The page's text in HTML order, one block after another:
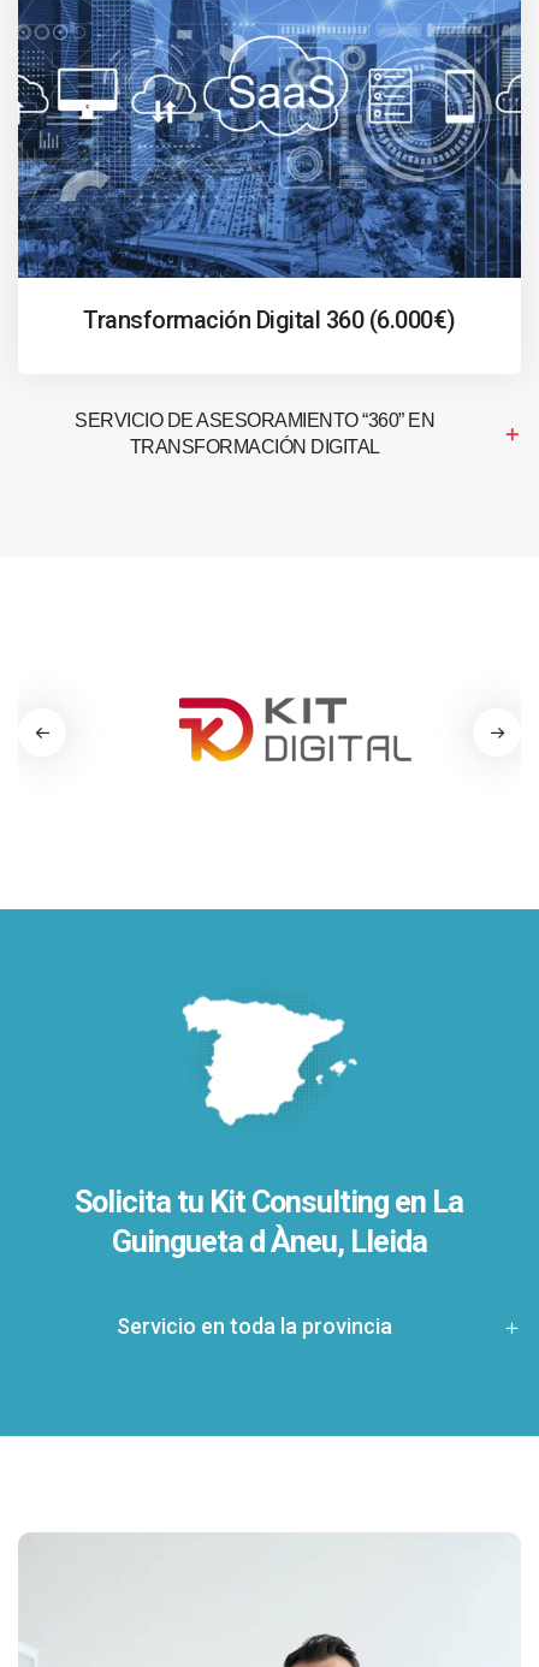
Transformación Digital 360 (6.000€)
SERVICIO DE ASESORAMIENTO “360” EN
TRANSFORMACIÓN DIGITAL
Solicita tu Kit Consulting en La
Guingueta d Àneu, Lleida
Servicio en toda la provincia